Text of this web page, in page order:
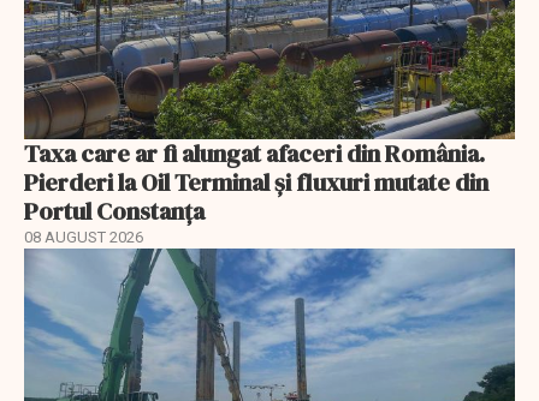
Taxa care ar fi alungat afaceri din România.
Pierderi la Oil Terminal și fluxuri mutate din
Portul Constanța
08 AUGUST 2026